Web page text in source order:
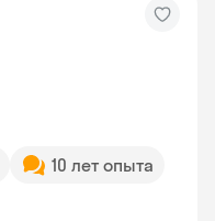
10 лет опыта